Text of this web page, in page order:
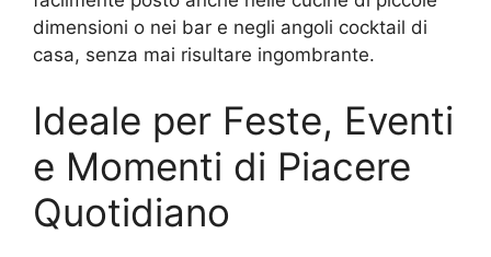
dimensioni o nei bar e negli angoli cocktail di
casa, senza mai risultare ingombrante.
Ideale per Feste, Eventi
e Momenti di Piacere
Quotidiano